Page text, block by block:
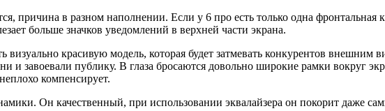
причина в разном наполнении. Если у 6 про есть только одна фронтальная
больше значков уведомлений в верхней части экрана.
красивую модель, которая будет затмевать конкурентов внешним
и завоевали публику. В глаза бросаются довольно широкие рамки вокруг
компенсирует.
Он качественный, при использовании эквалайзера он покорит даже